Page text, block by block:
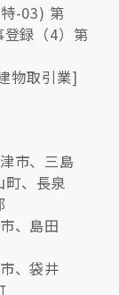
-03) 第
録（4）第
物取引業]
市、三島
、長泉
、島田
、袋井